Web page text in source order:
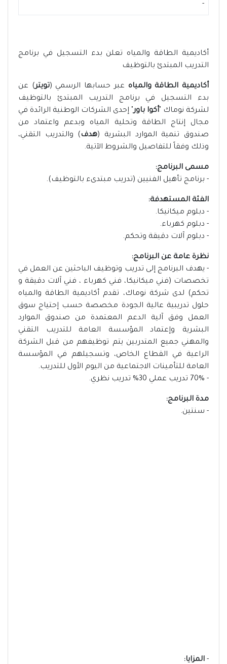
-
أكاديمية الطاقة والمياه تعلن بدء التسجيل في برنامج
التدريب المبتدئ بالتوظيف
أكاديمية الطاقة والمياه عبر حسابها الرسمي (تويتر) عن
بدء التسجيل في برنامج التدريب المبتدئ بالتوظيف
لشركة نوماك " أكوا باور" إحدى الشركات الوطنية الرائدة في
مجال إنتاج الطاقة وتحلية المياه وبدعم واعتماد من
صندوق تنمية الموارد البشرية (هدف) والتدريب التقني،
وذلك وفقاً للتفاصيل والشروط الآتية.
مسمى البرنامج:
- برنامج تأهيل الفنيين (تدريب مبتدىء بالتوظيف).
الفئة المستهدفة:
- دبلوم ميكانيكا.
- دبلوم كهرباء.
- دبلوم آلات دقيقة وتحكم.
نظرة عامة عن البرنامج:
- يهدف البرنامج إلى تدريب وتوظيف الباحثين عن العمل في
تخصصات (فني ميكانيكا، فني كهرباء ، فني آلات دقيقة و
تحكم) لدى شركة نوماك، تقدم أكاديمية الطاقة والمياه
حلول تدريبية عالية الجودة مخصصة حسب إحتياج سوق
العمل وفق آلية الدعم المعتمدة من صندوق الموارد
البشرية وإعتماد المؤسسة العامة للتدريب التقني
والمهني جميع المتدربين يتم توظيفهم من قبل الشركة
الراعية في القطاع الخاص، وتسجيلهم في المؤسسة
العامة للتأمينات الاجتماعية من اليوم الأول للتدريب.
- 70% تدريب عملي 30% تدريب نظري.
مدة البرنامج:
- سنتين.
- المزايا: